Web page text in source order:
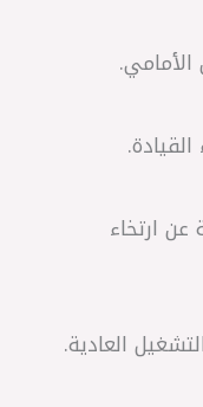
عن ارتخاء
العادية.